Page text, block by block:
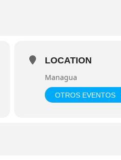
LOCATION
Managua
OTROS EVENTOS